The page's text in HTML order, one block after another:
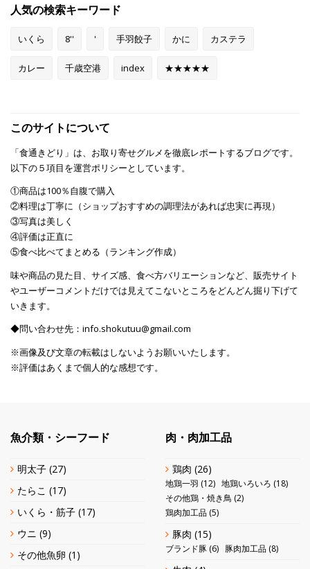
人気の検索キーワード
いくら 8'' ' 手羽餃子 かに カステラ
カレー 千歳空港 index ★★★★★
このサイトについて
「食通きどり」は、お取り寄せグルメを徹底レポートするブログです。
以下の５項目を運営ポリシーとしています。
①商品は100％自腹で購入
②料理は丁寧に（ショップおすすめの調理法があれば忠実に再現）
③写真は美しく
④評価は正直に
⑤食べ比べてまとめる（ランキング作成）
味や商品の見た目、サイズ感、食べ方バリエーションなど、販売サイト
やユーザーコメントだけでは見えてこないところをどんどん掘り下げて
いきます。
◆問い合わせ先：info.shokutuu@gmail.com
※画像及び文章の転載はしないようお願いいたします。
※評価はあくまで個人的な感想です。
魚介類・シーフード
明太子 (27)
たらこ (17)
いくら・筋子 (17)
ウニ (9)
その他魚卵 (1)
肉・肉加工品
鶏肉 (26)
地鶏一羽 (12) 地鶏いろいろ (18)
その他鶏・焼き鳥 (2)
鶏肉加工品 (5)
豚肉 (15)
ブランド豚 (6) 豚肉加工品 (8)